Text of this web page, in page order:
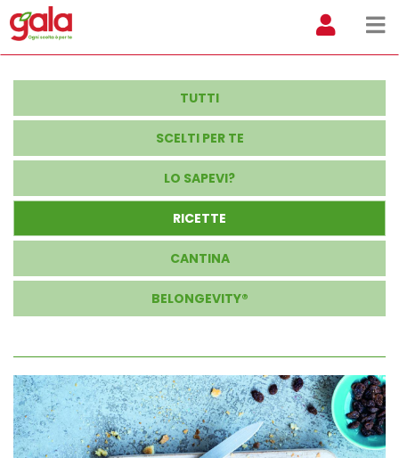
TUTTI
SCELTI PER TE
LO SAPEVI?
RICETTE
CANTINA
BELONGEVITY®